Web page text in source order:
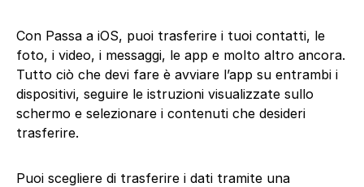
Con Passa a iOS, puoi trasferire i tuoi contatti, le
foto, i video, i messaggi, le app e molto altro ancora.
Tutto ciò che devi fare è avviare l’app su entrambi i
dispositivi, seguire le istruzioni visualizzate sullo
schermo e selezionare i contenuti che desideri
trasferire.
Puoi scegliere di trasferire i dati tramite una